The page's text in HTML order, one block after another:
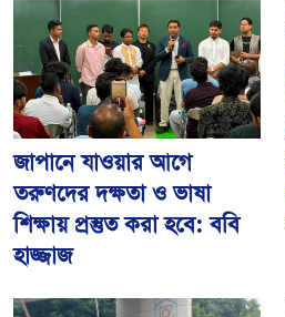
জাপানে যাওয়ার আগে
তরুণদের দক্ষতা ও ভাষা
শিক্ষায় প্রস্তুত করা হবে: ববি
হাজ্জাজ